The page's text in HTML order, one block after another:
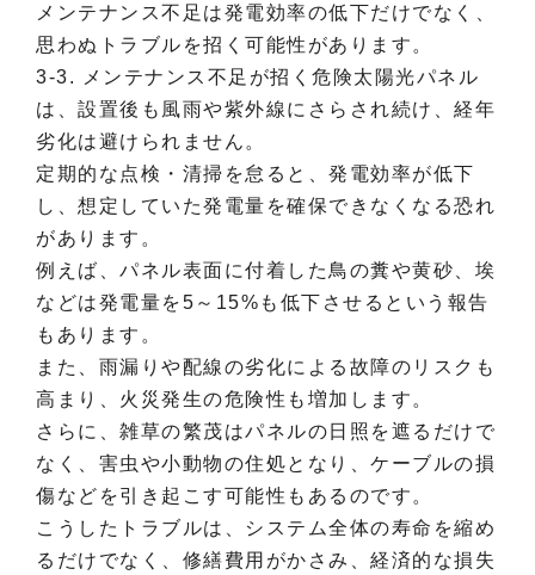
メンテナンス不足は発電効率の低下だけでなく、
思わぬトラブルを招く可能性があります。
3-3. メンテナンス不足が招く危険太陽光パネル
は、設置後も風雨や紫外線にさらされ続け、経年
劣化は避けられません。
定期的な点検・清掃を怠ると、発電効率が低下
し、想定していた発電量を確保できなくなる恐れ
があります。
例えば、パネル表面に付着した鳥の糞や黄砂、埃
などは発電量を5～15%も低下させるという報告
もあります。
また、雨漏りや配線の劣化による故障のリスクも
高まり、火災発生の危険性も増加します。
さらに、雑草の繁茂はパネルの日照を遮るだけで
なく、害虫や小動物の住処となり、ケーブルの損
傷などを引き起こす可能性もあるのです。
こうしたトラブルは、システム全体の寿命を縮め
るだけでなく、修繕費用がかさみ、経済的な損失